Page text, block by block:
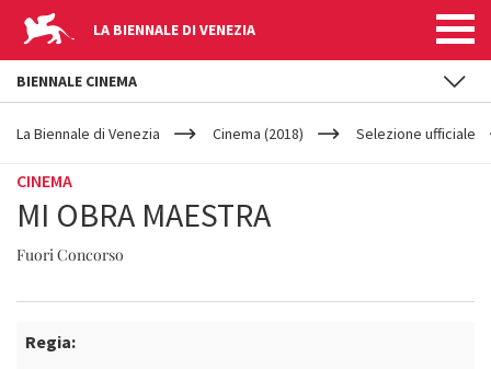
LA BIENNALE DI VENEZIA
YOUR
ARE
La Biennale di Venezia Cinema (2018) Selezione ufficiale
CINEMA
MI OBRA MAESTRA
Fuori Concorso
Regia:
BIENNALE CINEMA